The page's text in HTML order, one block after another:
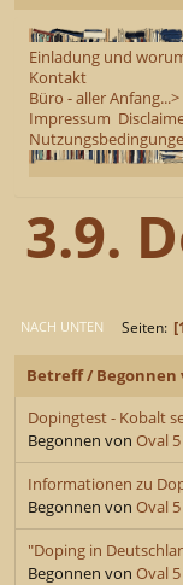
Einladung und
Kontakt
Büro - aller Anfang...>
Impressum
3.9.
NACH UNTEN Seiten
Betreff/ Begonnen
Dopingtest - Kobalt
Begonnen von Oval 5
Informationen zu
Begonnen von Oval 5
"Doping in
Begonnen von Oval 5